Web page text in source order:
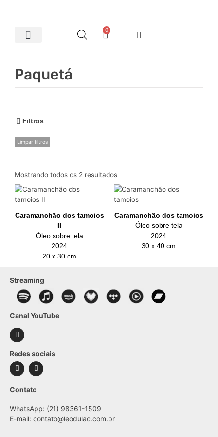
0
Paquetá
Filtros
Limpar filtros
Mostrando todos os 2 resultados
Caramanchão dos tamoios
II
Óleo sobre tela
2024
20 x 30 cm
Caramanchão dos tamoios
Óleo sobre tela
2024
30 x 40 cm
Streaming
Canal YouTube
Redes sociais
Contato
WhatsApp: (21) 98361-1509
E-mail: contato@leodulac.com.br